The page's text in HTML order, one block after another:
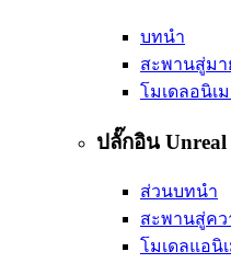
บทนำ
สะพานสู่มา
โมเดลอนิเ
ปลั๊กอิน Unreal
ส่วนบทนำ
สะพานสู่คว
โมเดลแอนิ